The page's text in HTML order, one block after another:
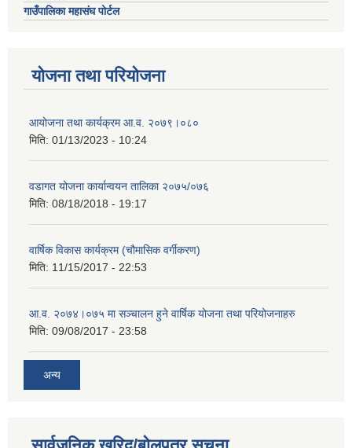
गाउँपालिका महासंघ पोर्टल
योजना तथा परियोजना
आयोजना तथा कार्यक्रम आ.व. २०७९।०८०
मिति: 01/13/2023 - 10:24
वडागत योजना कार्यान्वयन तालिका २०७५/०७६
मिति: 08/18/2018 - 19:17
वार्षिक विकास कार्यक्रम (चौमासिक वर्गीकरण)
मिति: 11/15/2017 - 22:53
आ.व. २०७४।०७५ मा सञ्चालन हुने वार्षिक योजना तथा परियोजनाहरु
मिति: 09/08/2017 - 23:58
अन्य